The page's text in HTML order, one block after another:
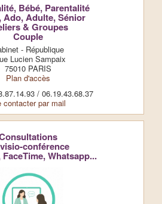
Bébé, Parentalité
Ado, Adulte, Sénior
& Groupes
Couple
- République
Lucien Sampaix
75010 PARIS
Plan d'accès
/ 06.19.43.68.37
contacter par mail
conférence
Whatsapp...